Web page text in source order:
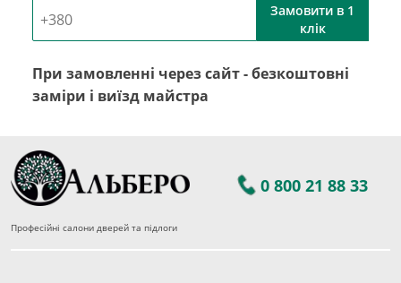
Замовити в 1
клік
При замовленні через сайт - безкоштовні
заміри і виїзд майстра
0 800 21 88 33
Професійні салони дверей та підлоги